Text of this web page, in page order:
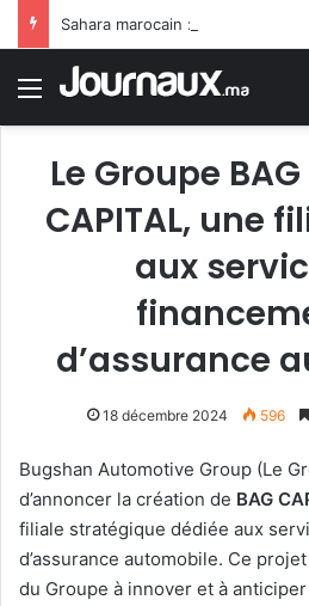
Menu
Le Groupe
CAPITAL, une
aux
d’assurance
18 décembre 2024 596
Bugshan Automotive Group (Le
d’annoncer la création de BAG
filiale stratégique dédiée aux
d’assurance automobile. Ce
du Groupe à innover et à